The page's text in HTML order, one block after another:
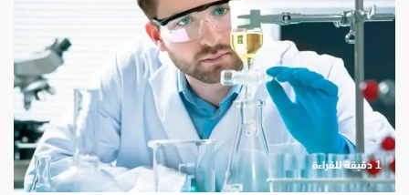
‫1 دقيقة للقراءة